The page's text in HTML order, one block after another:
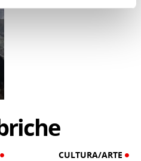
CULTURA/ARTE